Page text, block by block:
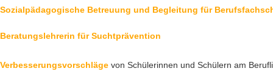
Sozialpädagogische Betreuung und Begleitung für
Beratungslehrerin für Suchtprävention
Verbesserungsvorschläge von Schülerinnen und Schülern am